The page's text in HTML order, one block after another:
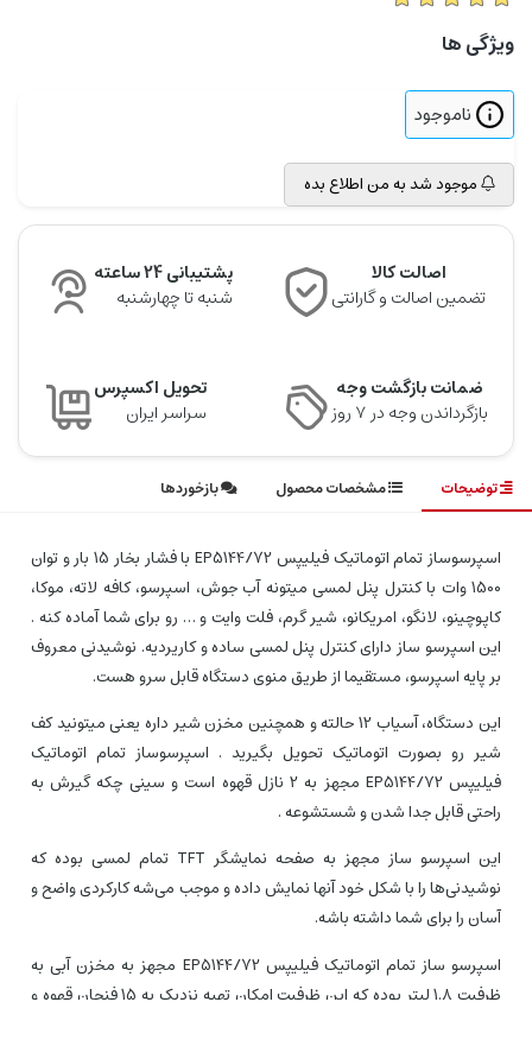
ویژگی ها
ناموجود
موجود شد به من اطلاع بده
اصالت کالا
تضمین اصالت و گارانتی
پشتیبانی 24 ساعته
شنبه تا چهارشنبه
ضمانت بازگشت وجه
بازگرداندن وجه در ۷ روز
تحویل اکسپرس
سراسر ایران
توضیحات مشخصات محصول بازخوردها
اسپرسوساز تمام اتوماتیک فیلیپس EP5144/72 با فشار بخار 15 بار و توان
1500 وات با کنترل پنل لمسی میتونه آب جوش، اسپرسو، کافه لاته، موکا،
کاپوچینو، لانگو، امریکانو، شیر گرم، فلت وایت و … رو برای شما آماده کنه .
این اسپرسو ساز دارای کنترل پنل لمسی ساده و کاریردیه. نوشیدنی معروف
بر پایه اسپرسو، مستقیما از طریق منوی دستگاه قابل سرو هست.
این دستگاه، آسیاب 12 حالته و همچنین مخزن شیر داره یعنی میتونید کف
شیر رو بصورت اتوماتیک تحویل بگیرید . اسپرسوساز تمام اتوماتیک
فیلیپس EP5144/72 مجهز به 2 نازل قهوه است و سینی چکه گیرش به
راحتی قابل جدا شدن و شستشوعه .
این اسپرسو ساز مجهز به صفحه نمایشگر TFT تمام لمسی بوده که
نوشیدنی‌ها را با شکل خود آنها نمایش داده و موجب می‌شه کارکردی واضح و
آسان را برای شما داشته باشه.
اسپرسو ساز تمام اتوماتیک فیلیپس EP5144/72 مجهز به مخزن آبی به
ظرفیت 1.8 لیتر بوده که این ظرفیت امکان تهیه نزدیک به 15 فنجان قهوه و